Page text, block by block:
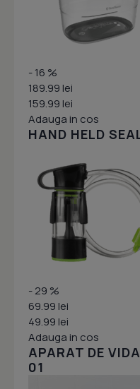
- 16 %
189.99 lei
159.99 lei
Adauga in cos
HAND HELD
- 29 %
69.99 lei
49.99 lei
Adauga in cos
APARAT DE
01